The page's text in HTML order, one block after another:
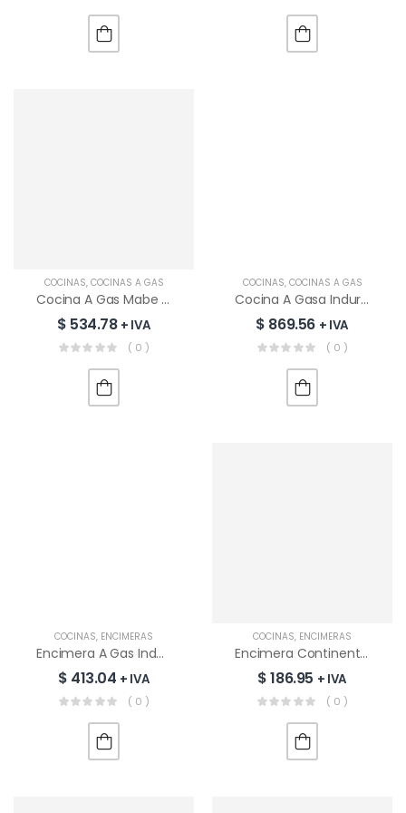
COCINAS, COCINAS A GAS
Cocina A Gas Mabe 5 Quemadores | EM7670FX1
$ 534.78 + IVA
( 0 )
COCINAS, COCINAS A GAS
Cocina A Gasa Indurma Montecarlo SMART Zafiro | Croma
$ 869.56 + IVA
( 0 )
COCINAS, ENCIMERAS
Encimera A Gas Indurama EGI-905VDNE
$ 413.04 + IVA
( 0 )
COCINAS, ENCIMERAS
Encimera Continental 5 Quemadores | GB7612GB
$186.95 + IVA
( 0 )